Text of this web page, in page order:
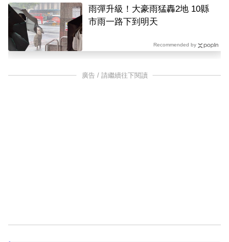
雨彈升級！大豪雨猛轟2地 10縣
市雨一路下到明天
Recommended by
廣告 / 請繼續往下閱讀